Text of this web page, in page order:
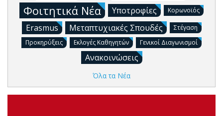
Φοιτητικά Νέα Υποτροφίες Κορωνοϊός
Erasmus Μεταπτυχιακές Σπουδές
Στέγαση
Προκηρύξεις
Εκλογές Καθηγητών Γενικοί Διαγωνισμοί
Ανακοινώσεις
Όλα τα Νέα